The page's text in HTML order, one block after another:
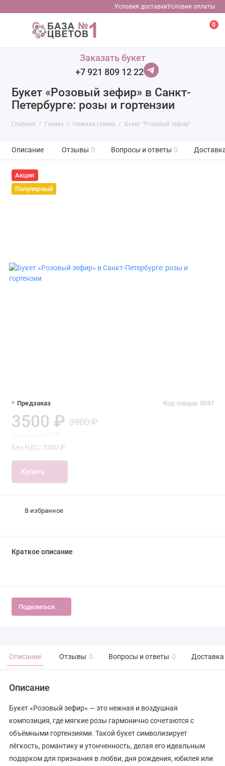
Условия доставкиУсловия оплаты
0
Заказать букет
+7 921 809 12 22
Букет «Розовый зефир» в Санкт-
Петербурге: розы и гортензии
Главная Гамма Нежная гамма Букет "Розовый зефир"
Описание Отзывы 0 Вопросы и ответы 0
Акция
Популярный
Предзаказ Код товара: 0047
3500 ₽ 3900 ₽
Без НДС: 3500 ₽
Купить
В избранное
Краткое описание
Поделиться
Описание Отзывы 0 Вопросы и ответы 0 Доставка
Описание
Букет «Розовый зефир» — это нежная и воздушная
композиция, где мягкие розы гармонично сочетаются с
объёмными гортензиями. Такой букет символизирует
лёгкость, романтику и утонченность, делая его идеальным
подарком для признания в любви, дня рождения, юбилея или